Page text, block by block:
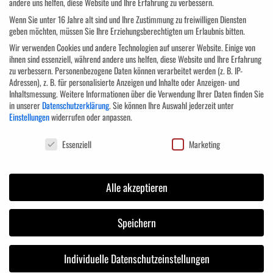
Grundlagen der Suggestionspraxis
Einführung in die Praxis der Misdirection
Die Kunst der perfekten Beobachtung durch Cold- Reading
Faszinierende Präsentationsgestaltung
Wahrnehmung des Auditoriums steuern
Mit dem „Schönen Schein“ verantwortungsvoll umgehen
Neurolinguistisches Programmieren (NLP)
Zielgruppe
Das Seminar „Faszination und Präsenz“ wendet sich an Fach- und
Führungskräfte aus öffentlichen Verwaltungen sowie
Wirtschaftsunternehmen aller Größen und Branchen.
Anmeldung
Wenn Sie unter 16 Jahre alt sind und Ihre Zustimmung zu freiwilligen Diensten
geben möchten, müssen Sie Ihre Erziehungsberechtigten um Erlaubnis bitten.
Wir verwenden Cookies und andere Technologien auf unserer Website. Einige von
ihnen sind essenziell, während andere uns helfen, diese Website und Ihre Erfahrung
zu verbessern. Personenbezogene Daten können verarbeitet werden (z. B. IP-
Adressen), z. B. für personalisierte Anzeigen und Inhalte oder Anzeigen- und
Inhaltsmessung.Weitere Informationen über die Verwendung Ihrer Daten finden Sie
in unsererDatenschutzerklärung.Sie können Ihre Auswahl jederzeit unter
Einstellungenwiderrufen oder anpassen.
Datenschutzeinstellungen
Essenziell Marketing
Alle akzeptieren
Speichern
Individuelle Datenschutzeinstellungen